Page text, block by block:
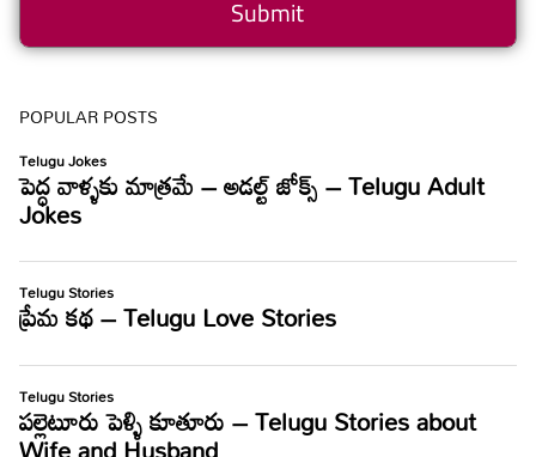
POPULAR POSTS